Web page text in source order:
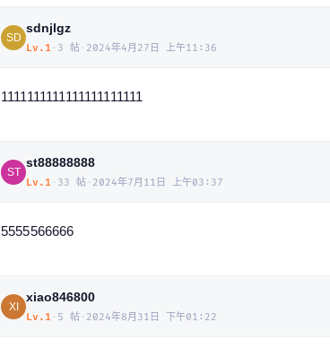
SD
sdnjlgz
Lv. 1 · 3 帖 · 2024年4月27日 上午11:36
1111111111111111111111
ST
st88888888
Lv. 1 · 33 帖 · 2024年7月11日 上午03:37
5555566666
XI
xiao846800
Lv. 1 · 5 帖 · 2024年8月31日 下午01:22